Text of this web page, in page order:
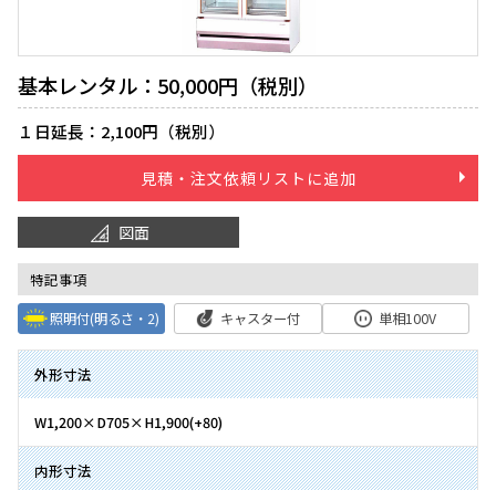
基本レンタル：50,000円（税別）
１日延長：2,100円（税別）
見積・注文依頼リストに追加
図面
特記事項
照明付(明るさ・2)
キャスター付 単相100V
外形寸法
W1,200×D705×H1,900(+80)
内形寸法